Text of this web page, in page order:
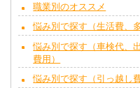
職業別のオススメ
悩み別で探す（生活費、
悩み別で探す（車検代、
費用）
悩み別で探す（引っ越し